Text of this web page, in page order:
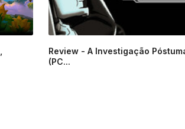
Review - A Investigação
(PC...